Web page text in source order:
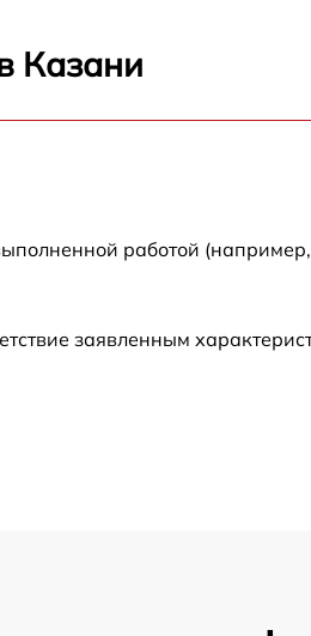
Казани
работой
заявленным